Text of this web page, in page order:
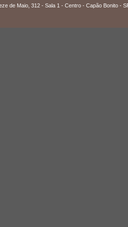
de Maio, 312 - Sala 1 - Centro - Capão Bonito -